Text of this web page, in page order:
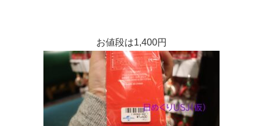
お値段は1,400円